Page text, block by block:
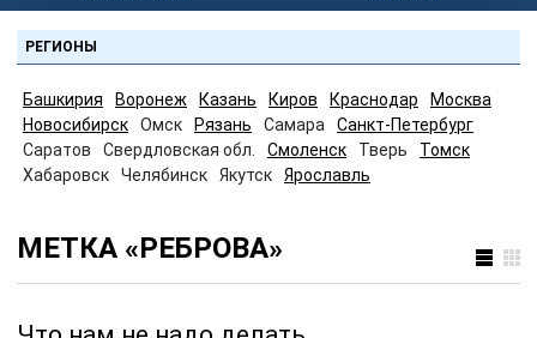
РЕГИОНЫ
Башкирия Воронеж Казань Киров Краснодар
Москва
Новосибирск
Омск Рязань Самара
Санкт-Петербург
Саратов
Свердловская обл. Смоленск Тверь
Томск
Хабаровск
Челябинск Якутск Ярославль
МЕТКА «РЕБРОВА»